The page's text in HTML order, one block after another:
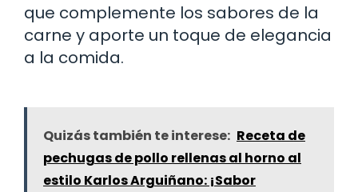
que complemente los sabores de la
carne y aporte un toque de elegancia
a la comida.
Quizás también te interese: Receta de
pechugas de pollo rellenas al horno al
estilo Karlos Arguiñano: ¡Sabor